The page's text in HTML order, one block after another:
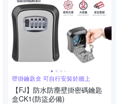
壁掛鑰匙盒 可自行安裝於牆上
【FJ】防水防塵壁掛密碼鑰匙
盒CK1(防盜必備)